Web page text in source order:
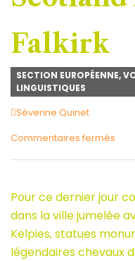
Falkirk
SECTION EUROPÉENNE,
LINGUISTIQUES
Author
Séverine Quinet
Commentaires fermés
–
Day
4,
Pour ce dernier jour
dans la ville jumelée
Kelpies, statues
légendaires chevaux